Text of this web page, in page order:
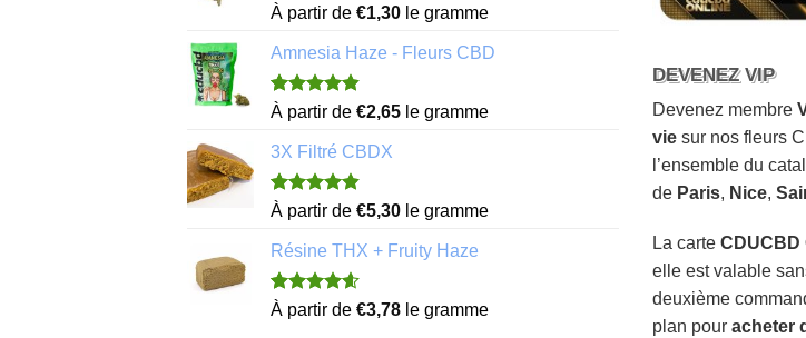
Noté4.50
sur 5 basé
sur
4
notations
client
À partir de €1,30le gramme
Amnesia Haze - Fleurs CBD
Noté4.82
sur 5 basé
sur
11
notations
client
À partir de €2,65le gramme
3X Filtré CBDX
Noté4.86
sur 5 basé
sur
7
notations
client
À partir de €5,30le gramme
Résine THX + Fruity Haze
Noté4.57
sur 5 basé
21
À partir de €3,78le gramme
DEVENEZ VIP
Devenez membre
vie sur nos fleurs
l’ensemble du
de Paris, Nice,
La carteCDUCBD
elle est valable
deuxième
plan pouracheter